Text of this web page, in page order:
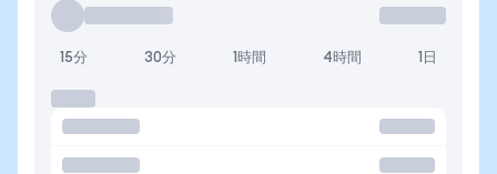
15分 30分 1時間 4時間 1日